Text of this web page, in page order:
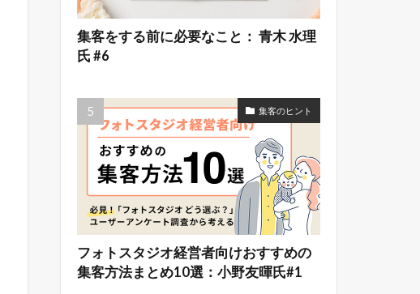
集客をする前に必要なこと： 青木 水理
氏 #6
集客のヒント
フォトスタジオ経営者向けおすすめの
集客方法まとめ10選：小野友暉氏#1